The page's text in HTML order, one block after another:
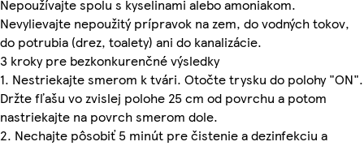
Nepoužívajte spolu s kyselinami alebo amoniakom.
Nevylievajte nepoužitý prípravok na zem, do vodných tokov,
do potrubia (drez, toalety) ani do kanalizácie.
3 kroky pre bezkonkurenčné výsledky
1. Nestriekajte smerom k tvári. Otočte trysku do polohy "ON".
Držte fľašu vo zvislej polohe 25 cm od povrchu a potom
nastriekajte na povrch smerom dole.
2. Nechajte pôsobiť 5 minút pre čistenie a dezinfekciu a